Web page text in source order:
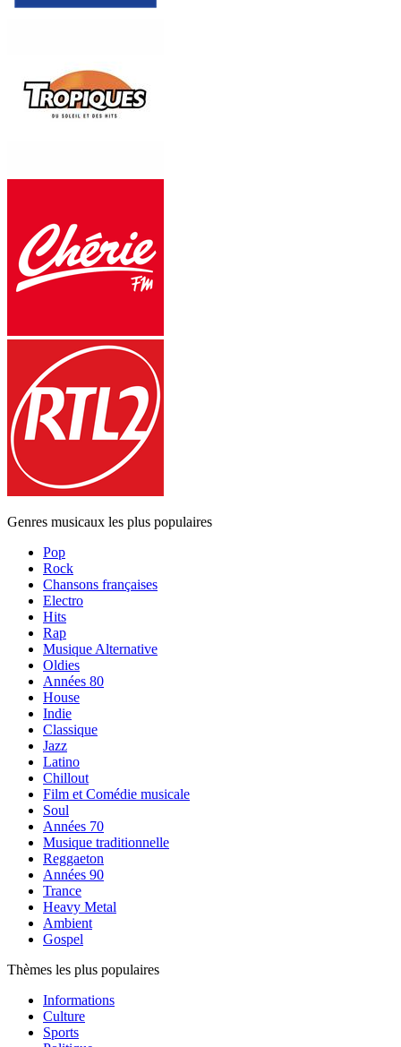
Genres musicaux les plus populaires
Pop
Rock
Chansons françaises
Electro
Hits
Rap
Musique Alternative
Oldies
Années 80
House
Indie
Classique
Jazz
Latino
Chillout
Film et Comédie musicale
Soul
Années 70
Musique traditionnelle
Reggaeton
Années 90
Trance
Heavy Metal
Ambient
Gospel
Thèmes les plus populaires
Informations
Culture
Sports